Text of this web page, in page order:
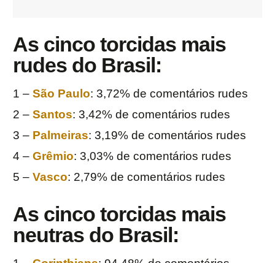
As cinco torcidas mais
rudes do Brasil :
1 – São Paulo: 3,72% de comentários rudes
2 – Santos: 3,42% de comentários rudes
3 – Palmeiras: 3,19% de comentários rudes
4 – Grêmio: 3,03% de comentários rudes
5 – Vasco: 2,79% de comentários rudes
As cinco torcidas mais
neutras do Brasil :